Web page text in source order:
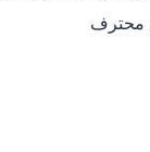
محترف